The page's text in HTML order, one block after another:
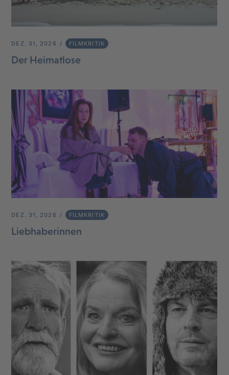
DEZ. 31, 2026 FILMKRITIK
Der Heimatlose
DEZ. 31, 2026 FILMKRITIK
Liebhaberinnen